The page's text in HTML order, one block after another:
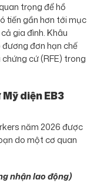
trọng để hồ
tiến gần hơn tới mục
gia đình. Khâu
đơn hạn chế
cứ (RFE) trong
diện EB3
năm 2026 được
do một cơ quan
nhận lao động)